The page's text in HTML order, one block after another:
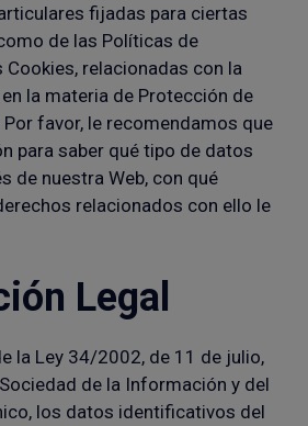
fijadas para ciertas
de las Políticas de
Cookies, relacionadas con la
la materia de Protección de
favor, le recomendamos que
para saber qué tipo de datos
de nuestra Web, con qué
relacionados con ello le
Legal
la Ley 34/2002, de 11 de julio,
de la Información y del
los datos identificativos del